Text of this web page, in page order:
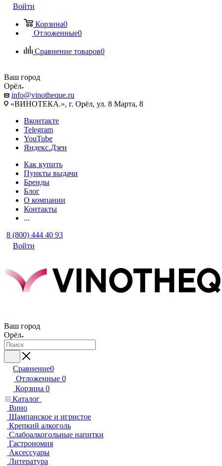
Войти
Корзина0
Отложенные0
Сравнение товаров0
Ваш город
Орёл
info@vinotheque.ru
«ВИНОТЕКА.», г. Орёл, ул. 8 Марта, 8
Вконтакте
Telegram
YouTube
Яндекс.Дзен
Как купить
Пункты выдачи
Бренды
Блог
О компании
Контакты
...
8 (800) 444 40 93
Войти
Ваш город
Орёл
Сравнение0
Отложенные 0
Корзина 0
Каталог
Вино
Шампанское и игристое
Крепкий алкоголь
Слабоалкогольные напитки
Гастрономия
Аксессуары
Литература